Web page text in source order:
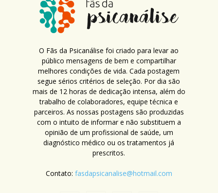
O Fãs da Psicanálise foi criado para levar ao
público mensagens de bem e compartilhar
melhores condições de vida. Cada postagem
segue sérios critérios de seleção. Por dia são
mais de 12 horas de dedicação intensa, além do
trabalho de colaboradores, equipe técnica e
parceiros. As nossas postagens são produzidas
com o intuito de informar e não substituem a
opinião de um profissional de saúde, um
diagnóstico médico ou os tratamentos já
prescritos.
Contato: fasdapsicanalise@hotmail.com